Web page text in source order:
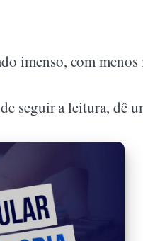
imenso, com
seguir a leitura, dê